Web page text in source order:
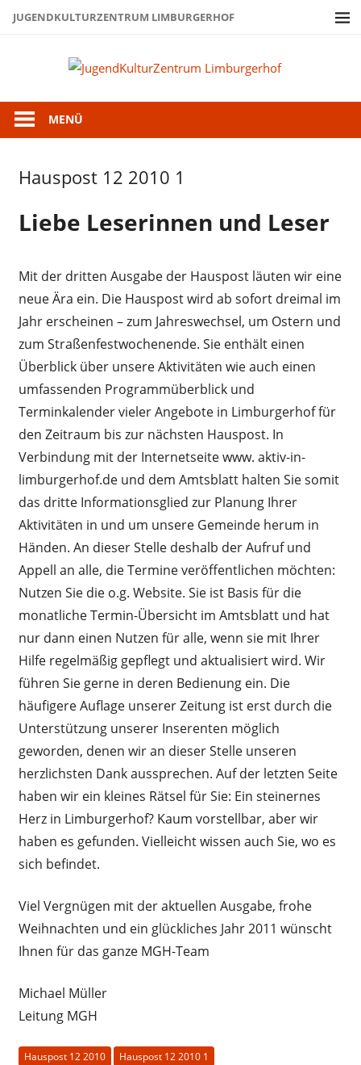
ZumJUGENDKULTURZENTRUM LIMBURGERHOF
MENÜ
Hauspost
Hauspost 12 2010 1
Liebe Leserinnen und Leser
Mit der dritten Ausgabe der Hauspost läuten wir eine
neue Ära ein. Die Hauspost wird ab sofort dreimal im
Jahr erscheinen – zum Jahreswechsel, um Ostern und
zum Straßenfestwochenende. Sie enthält einen
Überblick über unsere Aktivitäten wie auch einen
umfassenden Programmüberblick und
Terminkalender vieler Angebote in Limburgerhof für
den Zeitraum bis zur nächsten Hauspost. In
Verbindung mit der Internetseite www. aktiv-in-
limburgerhof.de und dem Amtsblatt halten Sie somit
das dritte Informationsglied zur Planung Ihrer
Aktivitäten in und um unsere Gemeinde herum in
Händen. An dieser Stelle deshalb der Aufruf und
Appell an alle, die Termine veröffentlichen möchten:
Nutzen Sie die o.g. Website. Sie ist Basis für die
monatliche Termin-Übersicht im Amtsblatt und hat
nur dann einen Nutzen für alle, wenn sie mit Ihrer
Hilfe regelmäßig gepflegt und aktualisiert wird. Wir
führen Sie gerne in deren Bedienung ein. Die
häufigere Auflage unserer Zeitung ist erst durch die
Unterstützung unserer Inserenten möglich
geworden, denen wir an dieser Stelle unseren
herzlichsten Dank aussprechen. Auf der letzten Seite
haben wir ein kleines Rätsel für Sie: Ein steinernes
Herz in Limburgerhof? Kaum vorstellbar, aber wir
haben es gefunden. Vielleicht wissen auch Sie, wo es
sich befindet.
Viel Vergnügen mit der aktuellen Ausgabe, frohe
Weihnachten und ein glückliches Jahr 2011 wünscht
Ihnen für das ganze MGH-Team
Michael Müller
Leitung MGH
Hauspost 12 2010 Hauspost 12 2010 1